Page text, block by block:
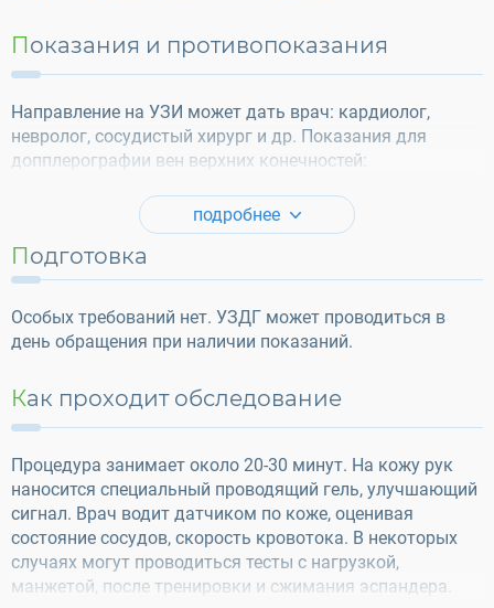
Показания и противопоказания
Направление на УЗИ может дать врач: кардиолог,
невролог, сосудистый хирург и др. Показания для
допплерографии вен верхних конечностей:
подробнее
Подготовка
Особых требований нет. УЗДГ может проводиться в
день обращения при наличии показаний.
Как проходит обследование
Процедура занимает около 20-30 минут. На кожу рук
наносится специальный проводящий гель, улучшающий
сигнал. Врач водит датчиком по коже, оценивая
состояние сосудов, скорость кровотока. В некоторых
случаях могут проводиться тесты с нагрузкой,
манжетой, после тренировки и сжимания эспандера.